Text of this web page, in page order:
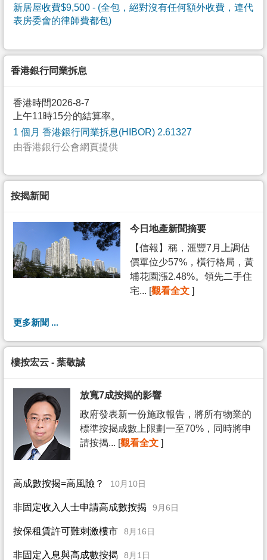
新居屋收費$9,500 - (全包，絕對沒有任何額外收費，連代
表房委會的律師費都包)
香港銀行同業拆息
香港時間2026-8-7
上午11時15分的結算率。
1 個月 香港銀行同業拆息(HIBOR) 2.61327
由香港銀行公會網頁提供
按揭新聞
今日地產新聞摘要
【信報】稱，滙豐7月上調估
價單位少57%，橫行格局，黃
埔花園漲2.48%。領先二手住
宅... [觀看全文 ]
更多新聞 ...
樓按宏云 - 葉敬誠
放寬7成按揭的影響
政府發表新一份施政報告，將所有物業的
標準按揭成數上限劃一至70%，同時將申
請按揭... [觀看全文 ]
高成數按揭=高風險？ 10月10日
非固定收入人士申請高成數按揭 9月6日
按保租賃許可難刺激樓市 8月16日
非固定入息與高成數按揭 8月1日